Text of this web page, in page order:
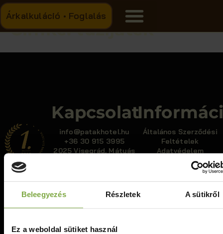
Beleegyezés Részletek A sütikről
Ez a weboldal sütiket használ
Árkalkuláció • Foglalás
Címke:tüzijáték
Kapcsolat
info@patakhotel.hu
+36 30 915 3995
2025 Visegrád, Mátyás
Általános Szerződési
Feltételek
Adatvédelem
Házirend
Kisállat szabályzat